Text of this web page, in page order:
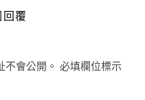
覆
會公開。 必填欄位標示